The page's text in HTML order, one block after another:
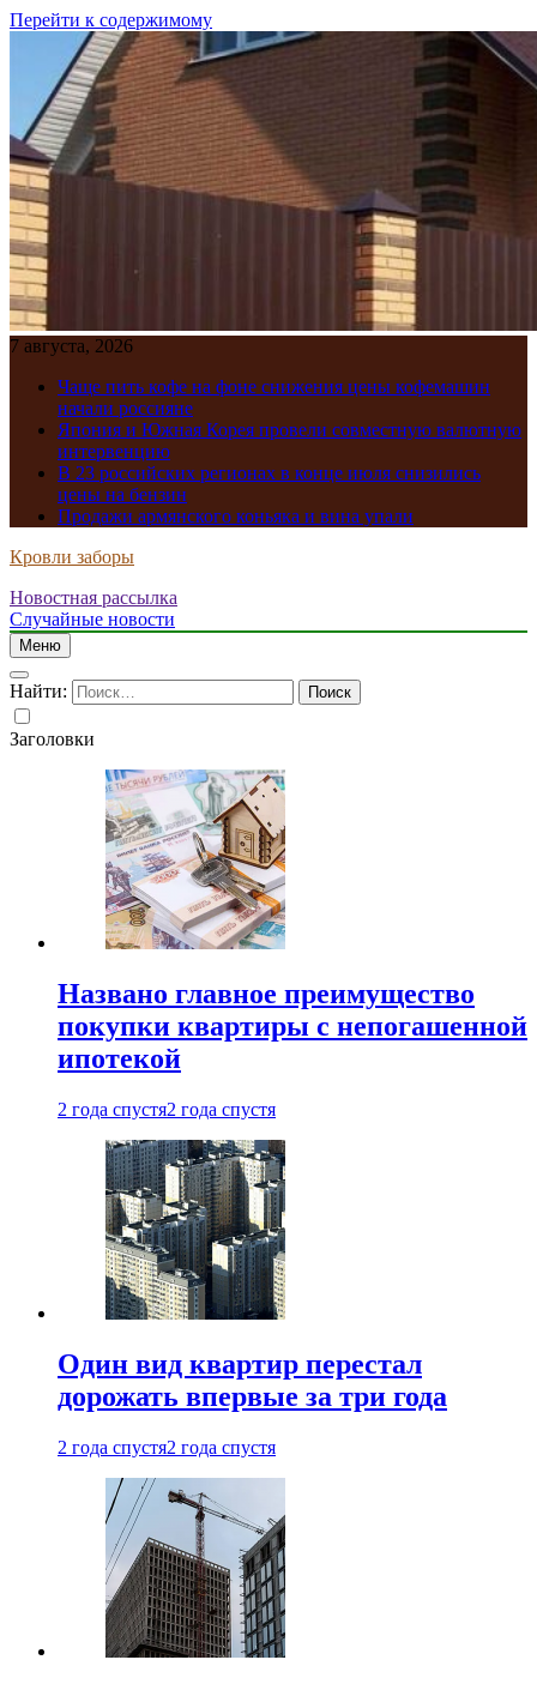
Перейти к содержимому
7 августа, 2026
Чаще пить кофе на фоне снижения цены кофемашин
начали россияне
Япония и Южная Корея провели совместную валютную
интервенцию
В 23 российских регионах в конце июля снизились
цены на бензин
Продажи армянского коньяка и вина упали
Кровли заборы
Новостная рассылка
Случайные новости
Меню
Найти:
Заголовки
Названо главное преимущество
покупки квартиры с непогашенной
ипотекой
2 года спустя2 года спустя
Один вид квартир перестал
дорожать впервые за три года
2 года спустя2 года спустя